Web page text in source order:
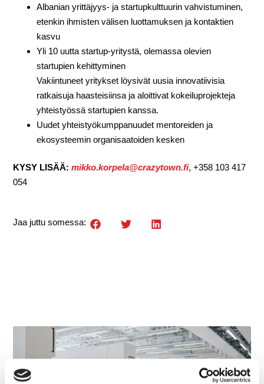
Albanian yrittäjyys- ja startupkulttuurin vahvistuminen,
etenkin ihmisten välisen luottamuksen ja kontaktien
kasvu
Yli 10 uutta startup-yritystä, olemassa olevien
startupien kehittyminen
Vakiintuneet yritykset löysivät uusia innovatiivisia
ratkaisuja haasteisiinsa ja aloittivat kokeiluprojekteja
yhteistyössä startupien kanssa.
Uudet yhteistyökumppanuudet mentoreiden ja
ekosysteemin organisaatoiden kesken
KYSY LISÄÄ:mikko.korpela@crazytown.fi, +358 103 417
054
Jaa juttu somessa: